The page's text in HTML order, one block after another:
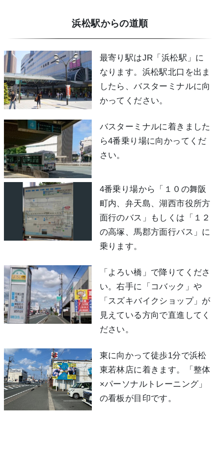
浜松駅からの道順
最寄り駅はJR「浜松駅」に
なります。浜松駅北口を出ま
したら、バスターミナルに向
かってください。
バスターミナルに着きました
ら4番乗り場に向かってくだ
さい。
4番乗り場から「１０の舞阪
町内、弁天島、湖西市役所方
面行のバス」もしくは「１２
の高塚、馬郡方面行バス」に
乗ります。
「よろい橋」で降りてくださ
い。右手に「コバック」や
「スズキバイクショップ」が
見えている方向で直進してく
ださい。
東に向かって徒歩1分で浜松
東若林店に着きます。「整体
×パーソナルトレーニング」
の看板が目印です。